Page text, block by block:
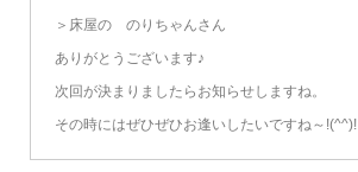
＞床屋の のりちゃんさん
ありがとうございます♪
次回が決まりましたらお知らせしますね。
その時にはぜひぜひお逢いしたいですね～!(^^)!